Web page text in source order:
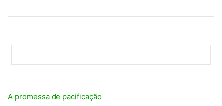
A promessa de pacificação